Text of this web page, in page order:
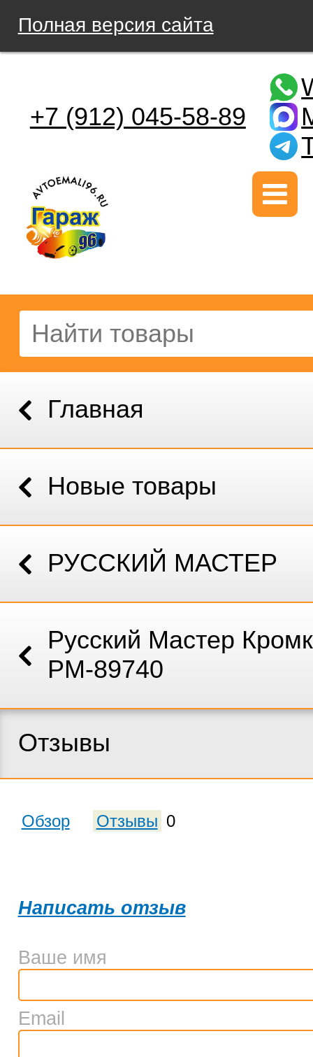
Полная версия сайта
+7 (912) 045-58-89
Главная
Новые товары
РУССКИЙ МАСТЕР
Русский Мастер
РМ-89740
Отзывы
Обзор Отзывы 0
Написать отзыв
Ваше имя
Email